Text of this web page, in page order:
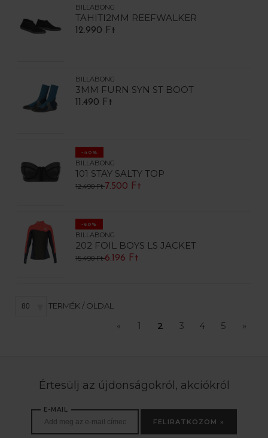
BILLABONG
TAHITI2MM REEFWALKER
12.990 Ft
BILLABONG
3MM FURN SYN ST BOOT
11.490 Ft
-40%
BILLABONG
101 STAY SALTY TOP
12.490 Ft7.500 Ft
-60%
BILLABONG
202 FOIL BOYS LS JACKET
15.490 Ft6.196 Ft
TERMÉK / OLDAL
« 1 2 3 4 5 »
Értesülj az újdonságokról, akciókról
E-MAIL
FELIRATKOZOM »